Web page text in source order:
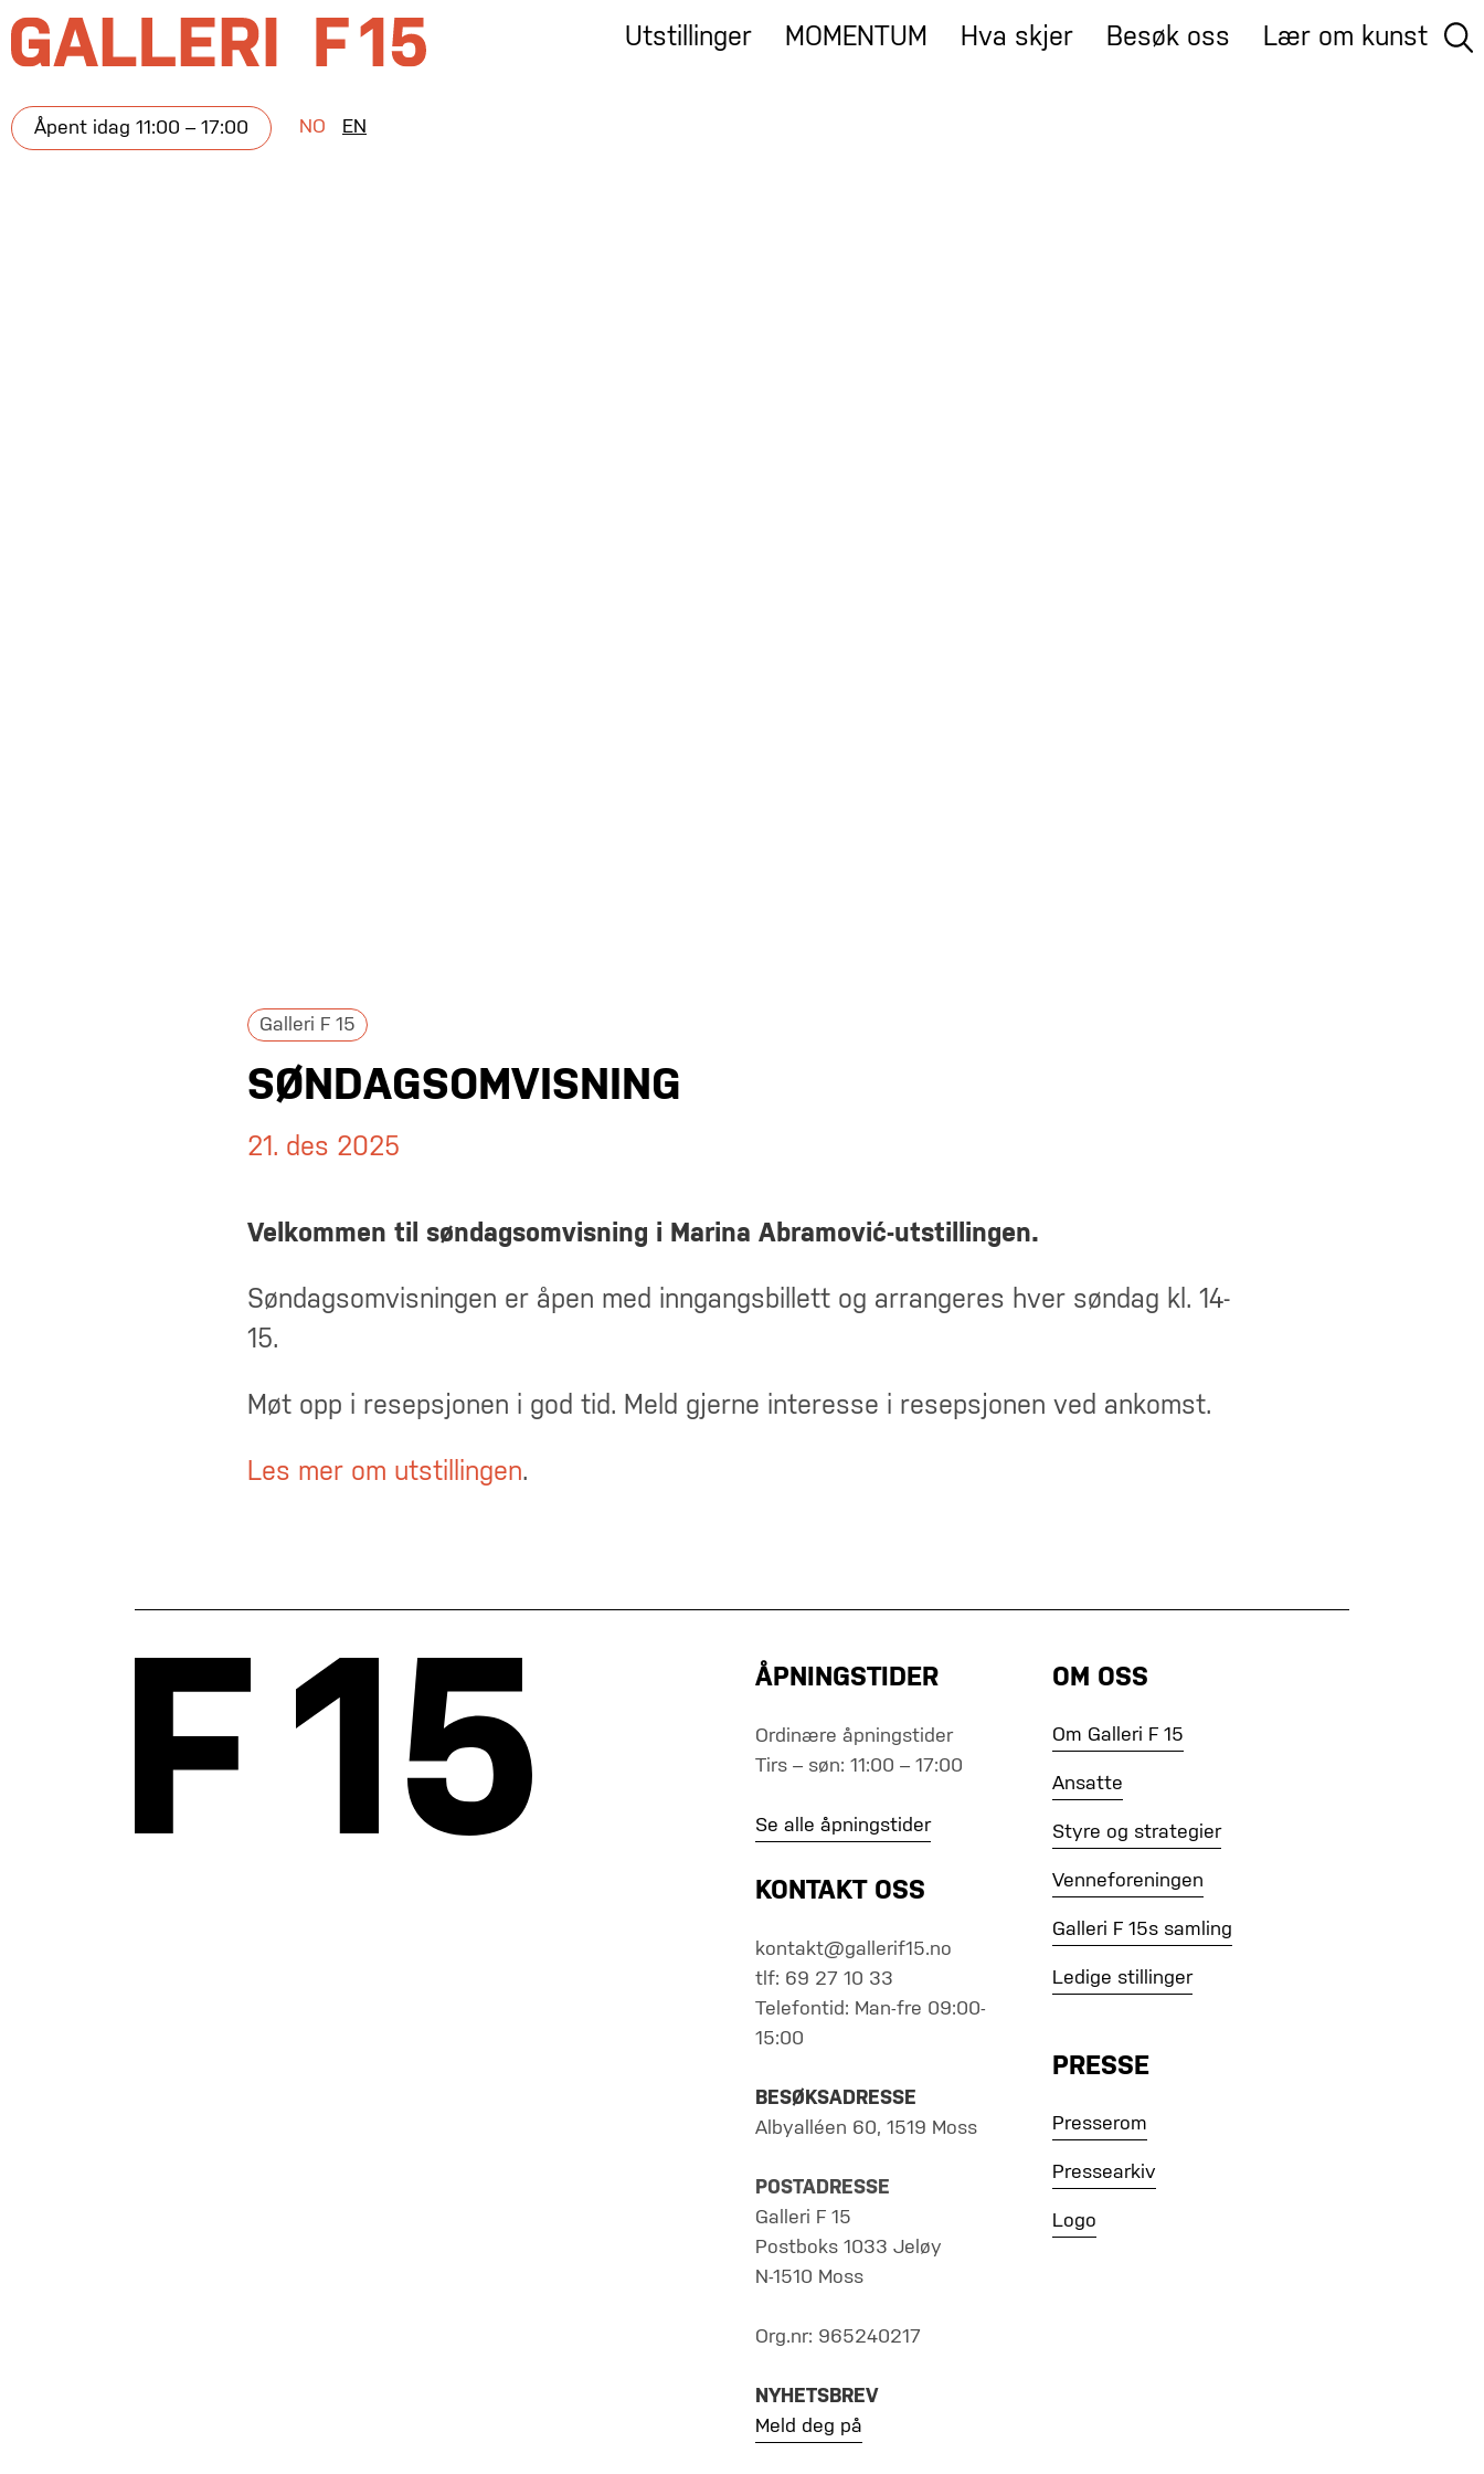
Utstillinger MOMENTUM Hva skjer Besøk oss Lær om kunst
Åpent idag 11:00 – 17:00 NO EN
Galleri F 15
SØNDAGSOMVISNING
21. des 2025
Velkommen til søndagsomvisning i Marina Abramović-utstillingen.
Søndagsomvisningen er åpen med inngangsbillett og arrangeres hver søndag kl. 14-
15.
Møt opp i resepsjonen i god tid. Meld gjerne interesse i resepsjonen ved ankomst.
Les mer om utstillingen.
ÅPNINGSTIDER
Ordinære åpningstider
Tirs – søn: 11:00 – 17:00
Se alle åpningstider
KONTAKT OSS
kontakt@gallerif15.no
tlf: 69 27 10 33
Telefontid: Man-fre 09:00-
15:00
BESØKSADRESSE
Albyalléen 60, 1519 Moss
POSTADRESSE
Galleri F 15
Postboks 1033 Jeløy
N-1510 Moss
Org.nr: 965240217
NYHETSBREV
Meld deg på
OM OSS
Om Galleri F 15
Ansatte
Styre og strategier
Venneforeningen
Galleri F 15s samling
Ledige stillinger
PRESSE
Presserom
Pressearkiv
Logo